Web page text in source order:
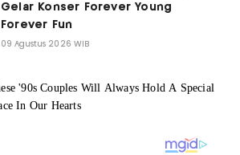
Gelar Konser Forever Young
Forever Fun
09 Agustus 2026 WIB